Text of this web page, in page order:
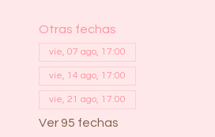
Otras fechas
vie, 07 ago, 17:00
vie, 14 ago, 17:00
vie, 21 ago, 17:00
Ver 95 fechas